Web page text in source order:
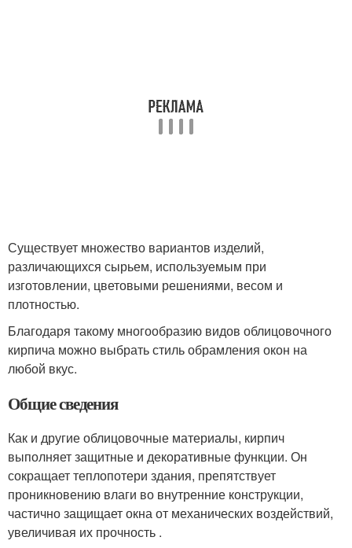
Существует множество вариантов изделий,
различающихся сырьем, используемым при
изготовлении, цветовыми решениями, весом и
плотностью.
Благодаря такому многообразию видов облицовочного
кирпича можно выбрать стиль обрамления окон на
любой вкус.
Общие сведения
Как и другие облицовочные материалы, кирпич
выполняет защитные и декоративные функции. Он
сокращает теплопотери здания, препятствует
проникновению влаги во внутренние конструкции,
частично защищает окна от механических воздействий,
увеличивая их прочность .